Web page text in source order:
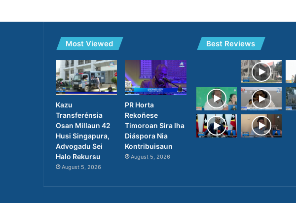
Most Viewed
Kazu
Transferénsia
Osan Millaun 42
Husi Singapura,
Advogadu Sei
Halo Rekursu
August 5, 2026
PR Horta
Rekoñese
Timoroan Sira Iha
Diáspora Nia
Kontribuisaun
August 5, 2026
Best Reviews